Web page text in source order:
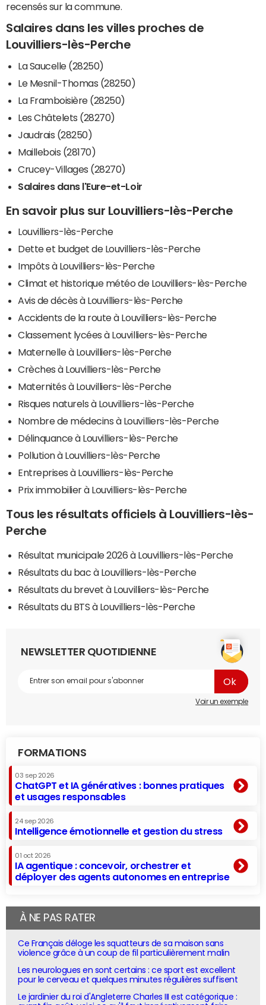
recensés sur la commune.
Salaires dans les villes proches de
Louvilliers-lès-Perche
La Saucelle (28250)
Le Mesnil-Thomas (28250)
La Framboisière (28250)
Les Châtelets (28270)
Jaudrais (28250)
Maillebois (28170)
Crucey-Villages (28270)
Salaires dans l'Eure-et-Loir
En savoir plus sur Louvilliers-lès-Perche
Louvilliers-lès-Perche
Dette et budget de Louvilliers-lès-Perche
Impôts à Louvilliers-lès-Perche
Climat et historique météo de Louvilliers-lès-Perche
Avis de décès à Louvilliers-lès-Perche
Accidents de la route à Louvilliers-lès-Perche
Classement lycées à Louvilliers-lès-Perche
Maternelle à Louvilliers-lès-Perche
Crèches à Louvilliers-lès-Perche
Maternités à Louvilliers-lès-Perche
Risques naturels à Louvilliers-lès-Perche
Nombre de médecins à Louvilliers-lès-Perche
Délinquance à Louvilliers-lès-Perche
Pollution à Louvilliers-lès-Perche
Entreprises à Louvilliers-lès-Perche
Prix immobilier à Louvilliers-lès-Perche
Tous les résultats officiels à Louvilliers-lès-
Perche
Résultat municipale 2026 à Louvilliers-lès-Perche
Résultats du bac à Louvilliers-lès-Perche
Résultats du brevet à Louvilliers-lès-Perche
Résultats du BTS à Louvilliers-lès-Perche
NEWSLETTER QUOTIDIENNE
Voir un exemple
FORMATIONS
03 sep 2026
ChatGPT et IA génératives : bonnes pratiques
et usages responsables
24 sep 2026
Intelligence émotionnelle et gestion du stress
01 oct 2026
IA agentique : concevoir, orchestrer et
déployer des agents autonomes en entreprise
À NE PAS RATER
Ce Français déloge les squatteurs de sa maison sans
violence grâce à un coup de fil particulièrement malin
Les neurologues en sont certains : ce sport est excellent
pour le cerveau et quelques minutes régulières suffisent
Le jardinier du roi d'Angleterre Charles III est catégorique :